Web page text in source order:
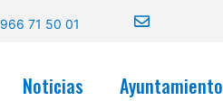
71 50 01
Noticias Ayuntamiento